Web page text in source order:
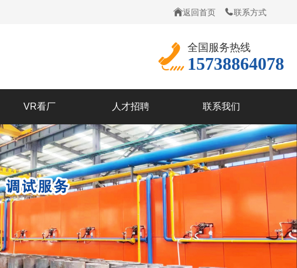
返回首页 联系方式
全国服务热线
15738864078
VR看厂 人才招聘 联系我们